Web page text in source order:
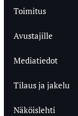
Toimitus
Avustajille
Mediatiedot
Tilaus ja jakelu
Näköislehti